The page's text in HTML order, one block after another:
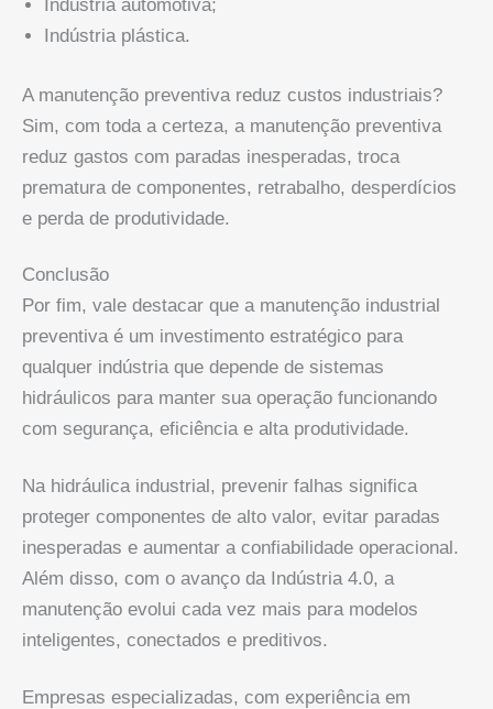
Indústria automotiva;
Indústria plástica.
A manutenção preventiva reduz custos industriais?
Sim, com toda a certeza, a manutenção preventiva
reduz gastos com paradas inesperadas, troca
prematura de componentes, retrabalho, desperdícios
e perda de produtividade.
Conclusão
Por fim, vale destacar que a manutenção industrial
preventiva é um investimento estratégico para
qualquer indústria que depende de sistemas
hidráulicos para manter sua operação funcionando
com segurança, eficiência e alta produtividade.
Na hidráulica industrial, prevenir falhas significa
proteger componentes de alto valor, evitar paradas
inesperadas e aumentar a confiabilidade operacional.
Além disso, com o avanço da Indústria 4.0, a
manutenção evolui cada vez mais para modelos
inteligentes, conectados e preditivos.
Empresas especializadas, com experiência em